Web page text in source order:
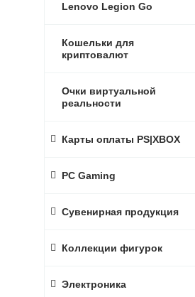
Lenovo Legion Go
Кошельки для
криптовалют
Очки виртуальной
реальности
Карты оплаты PS|XBOX
PC Gaming
Сувенирная продукция
Коллекции фигурок
Электроника